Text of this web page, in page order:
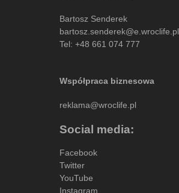
Bartosz Senderek
bartosz.senderek@e.wroclife.pl
Tel: +48 661 074 777
Współpraca biznesowa
reklama@wroclife.pl
Social media:
Facebook
Twitter
YouTube
Instagram